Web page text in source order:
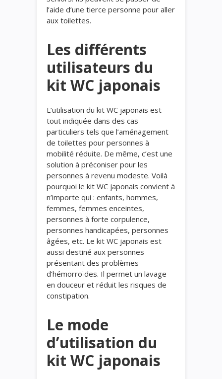
l’aide d’une tierce personne pour aller
aux toilettes.
Les différents
utilisateurs du
kit WC japonais
L’utilisation du kit WC japonais est
tout indiquée dans des cas
particuliers tels que l’aménagement
de toilettes pour personnes à
mobilité réduite. De même, c’est une
solution à préconiser pour les
personnes à revenu modeste. Voilà
pourquoi le kit WC japonais convient à
n’importe qui : enfants, hommes,
femmes, femmes enceintes,
personnes à forte corpulence,
personnes handicapées, personnes
âgées, etc. Le kit WC japonais est
aussi destiné aux personnes
présentant des problèmes
d’hémorroïdes. Il permet un lavage
en douceur et réduit les risques de
constipation.
Le mode
d’utilisation du
kit WC japonais